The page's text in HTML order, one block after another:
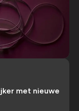
met nieuwe